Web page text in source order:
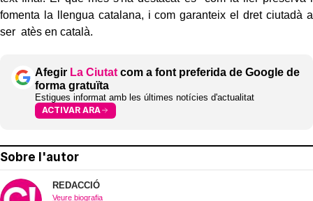
fomenta la llengua catalana, i com garanteix el dret ciutadà a
ser atès en català.
Afegir La Ciutat com a font preferida de Google de
forma gratuïta
Estigues informat amb les últimes notícies d'actualitat
ACTIVAR ARA
Sobre l'autor
REDACCIÓ
Veure biografia